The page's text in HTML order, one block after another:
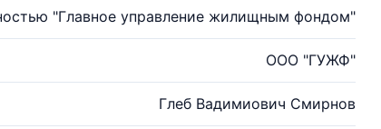
"Главное управление жилищным фондом"
ООО "ГУЖФ"
Глеб Вадимиович Смирнов